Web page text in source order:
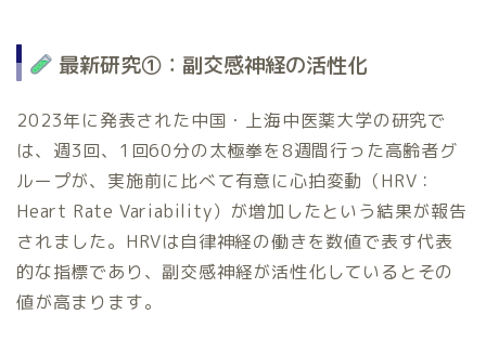
最新研究①：副交感神経の活性化
2023年に発表された中国・上海中医薬大学の研究で
は、週3回、1回60分の太極拳を8週間行った高齢者グ
ループが、実施前に比べて有意に心拍変動（HRV：
Heart Rate Variability）が増加したという結果が報告
されました。HRVは自律神経の働きを数値で表す代表
的な指標であり、副交感神経が活性化しているとその
値が高まります。